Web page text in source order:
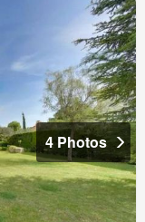
4 Photos